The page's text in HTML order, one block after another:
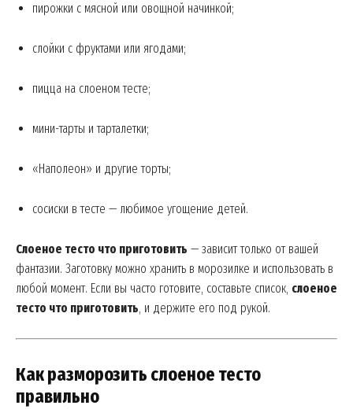
Company
Contact us
пирожки с мясной или овощной начинкой;
слойки с фруктами или ягодами;
пицца на слоеном тесте;
мини-тарты и тарталетки;
«Наполеон» и другие торты;
сосиски в тесте — любимое угощение детей.
Слоеное тесто что приготовить — зависит только от вашей
фантазии. Заготовку можно хранить в морозилке и использовать в
любой момент. Если вы часто готовите, составьте список, слоеное
тесто что приготовить, и держите его под рукой.
Как разморозить слоеное тесто
правильно